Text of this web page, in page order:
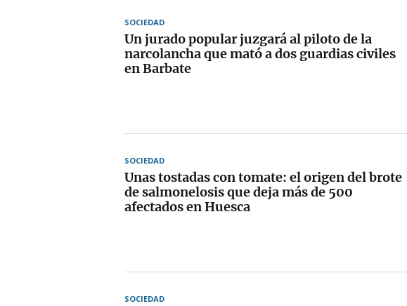
SOCIEDAD
Un jurado popular juzgará al piloto de la
narcolancha que mató a dos guardias civiles
en Barbate
SOCIEDAD
Unas tostadas con tomate: el origen del brote
de salmonelosis que deja más de 500
afectados en Huesca
SOCIEDAD